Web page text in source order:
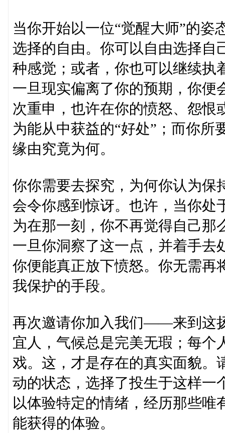
当你开始以一位“觉醒大师”的姿
选择的自由。你可以自由选择自
种感觉；或者，你也可以继续执
一旦现实偏离了你的预期，你便
次重申，也许在你的愤怒、怨恨
为能从​​中获益的“好处”；而你所
缘由究竟为何。
你你需要去探究，为何你认为保
会令你感到惊讶。也许，当你处
为在那一刻，你不再觉得自己那
一旦你洞察了这一点，并着手去
你便能真正放下愤怒。你无需再
我保护的手段。
再次邀请你加入我们——来到这
宜人，气候总是完美无瑕；每个
戏。这，才是存在的真实面貌。
动的状态，选择了投生于这样
以体验特定的情绪，经历那些唯
能获得的体验。